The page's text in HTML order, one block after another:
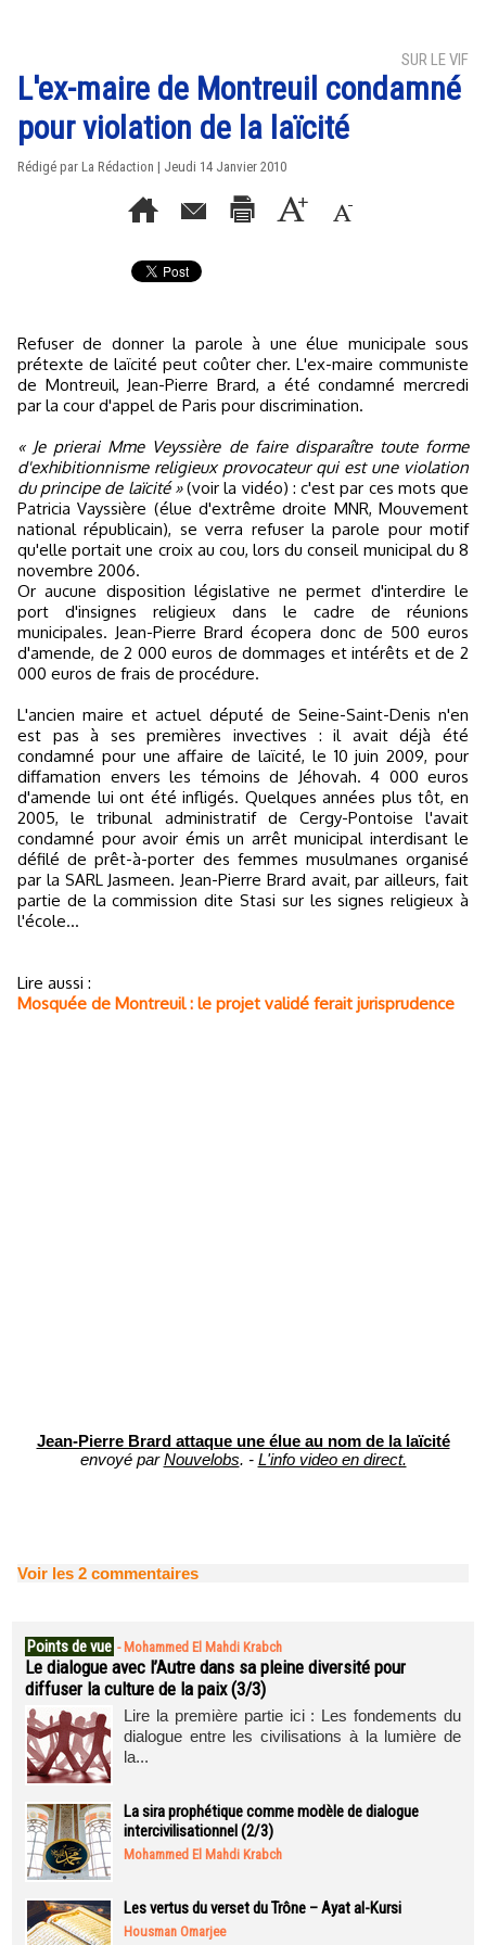
SUR LE VIF
L'ex-maire de Montreuil condamné
pour violation de la laïcité
Rédigé par La Rédaction | Jeudi 14 Janvier 2010
Refuser de donner la parole à une élue municipale sous
prétexte de laïcité peut coûter cher. L'ex-maire communiste
de Montreuil, Jean-Pierre Brard, a été condamné mercredi
par la cour d'appel de Paris pour discrimination.
« Je prierai Mme Veyssière de faire disparaître toute forme
d'exhibitionnisme religieux provocateur qui est une violation
du principe de laïcité »(voir la vidéo) : c'est par ces mots que
Patricia Vayssière (élue d'extrême droite MNR, Mouvement
national républicain), se verra refuser la parole pour motif
qu'elle portait une croix au cou, lors du conseil municipal du 8
novembre 2006.
Or aucune disposition législative ne permet d'interdire le
port d'insignes religieux dans le cadre de réunions
municipales. Jean-Pierre Brard écopera donc de 500 euros
d'amende, de 2 000 euros de dommages et intérêts et de 2
000 euros de frais de procédure.
L'ancien maire et actuel député de Seine-Saint-Denis n'en
est pas à ses premières invectives : il avait déjà été
condamné pour une affaire de laïcité, le 10 juin 2009, pour
diffamation envers les témoins de Jéhovah. 4 000 euros
d'amende lui ont été infligés. Quelques années plus tôt, en
2005, le tribunal administratif de Cergy-Pontoise l'avait
condamné pour avoir émis un arrêt municipal interdisant le
défilé de prêt-à-porter des femmes musulmanes organisé
par la SARL Jasmeen. Jean-Pierre Brard avait, par ailleurs, fait
partie de la commission dite Stasi sur les signes religieux à
l'école...
Lire aussi :
Mosquée de Montreuil : le projet validé ferait jurisprudence
Jean-Pierre Brard attaque une élue au nom de la laïcité
envoyé parNouvelobs. - L'info video en direct.
Voir les 2 commentaires
Points de vue - Mohammed El Mahdi Krabch
Le dialogue avec l’Autre dans sa pleine diversité pour
diffuser la culture de la paix (3/3)
Lire la première partie ici : Les fondements du
dialogue entre les civilisations à la lumière de
la...
La sira prophétique comme modèle de dialogue
intercivilisationnel (2/3)
Mohammed El Mahdi Krabch
Les vertus du verset du Trône – Ayat al-Kursi
Housman Omarjee